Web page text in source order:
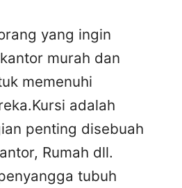
yang ingin
murah dan
memenuhi
adalah
penting disebuah
Rumah dll.
tubuh